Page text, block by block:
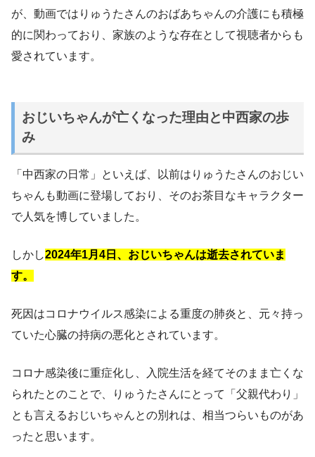
が、動画ではりゅうたさんのおばあちゃんの介護にも積極
的に関わっており、家族のような存在として視聴者からも
愛されています。
おじいちゃんが亡くなった理由と中西家の歩
み
「中西家の日常」といえば、以前はりゅうたさんのおじい
ちゃんも動画に登場しており、そのお茶目なキャラクター
で人気を博していました。
しかし2024年1月4日、おじいちゃんは逝去されていま
す。
死因はコロナウイルス感染による重度の肺炎と、元々持っ
ていた心臓の持病の悪化とされています。
コロナ感染後に重症化し、入院生活を経てそのまま亡くな
られたとのことで、りゅうたさんにとって「父親代わり」
とも言えるおじいちゃんとの別れは、相当つらいものがあ
ったと思います。